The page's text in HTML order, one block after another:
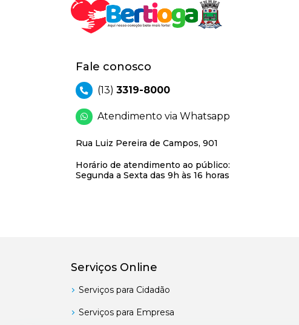
Fale conosco
(13) 3319-8000
Atendimento via Whatsapp
Rua Luiz Pereira de Campos, 901
Horário de atendimento ao público:
Segunda a Sexta das 9h às 16 horas
Serviços Online
Serviços para Cidadão
Serviços para Empresa